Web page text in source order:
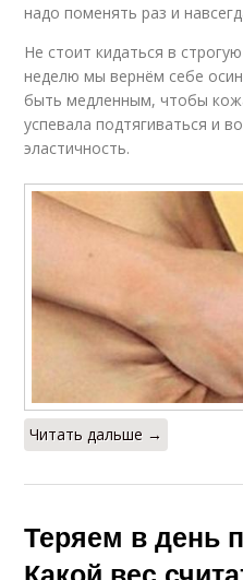
надо поменять раз и
Не стоит кидаться в
неделю мы вернём себе
быть медленным, чтобы
успевала подтягиваться и
эластичность.
Читать дальше →
Теряем в день